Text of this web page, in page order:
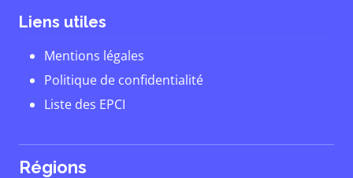
Liens utiles
Mentions légales
Politique de confidentialité
Liste des EPCI
Régions